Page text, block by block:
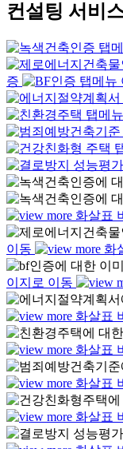
컨설팅 서비
증
이동
이지로 이동